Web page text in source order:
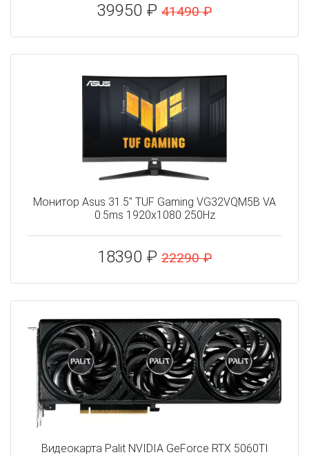
39950 ₽ 41490 ₽
Монитор Asus 31.5" TUF Gaming VG32VQM5B VA
0.5ms 1920x1080 250Hz
18390 ₽ 22290 ₽
Видеокарта Palit NVIDIA GeForce RTX 5060TI